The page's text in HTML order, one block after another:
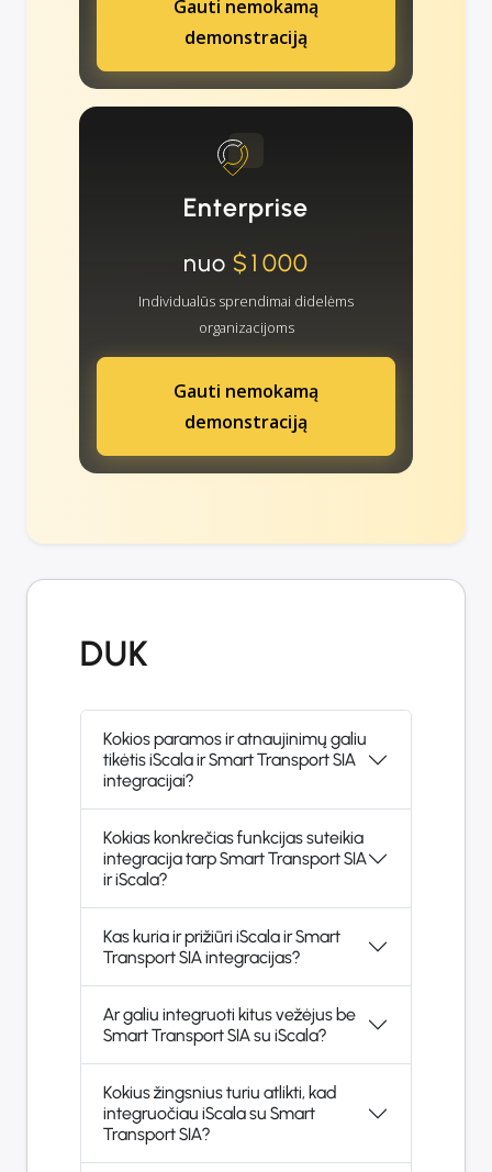
Gauti nemokamą
demonstraciją
Enterprise
nuo $1000
Individualūs sprendimai didelėms
organizacijoms
Gauti nemokamą
demonstraciją
DUK
Kokios paramos ir atnaujinimų galiu
tikėtis iScala ir Smart Transport SIA
integracijai?
Kokias konkrečias funkcijas suteikia
integracija tarp Smart Transport SIA
ir iScala?
Kas kuria ir prižiūri iScala ir Smart
Transport SIA integracijas?
Ar galiu integruoti kitus vežėjus be
Smart Transport SIA su iScala?
Kokius žingsnius turiu atlikti, kad
integruočiau iScala su Smart
Transport SIA?